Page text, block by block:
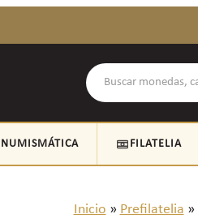
NUMISMÁTICA FILATELIA
Inicio » Prefilatelia »